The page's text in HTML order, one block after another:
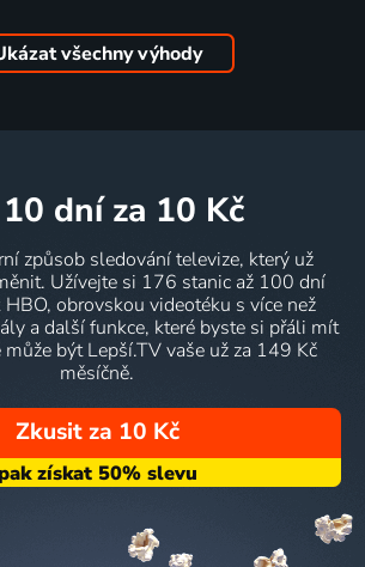
všechny výhody
10 dní za 10 Kč
způsob sledování televize, který už
Užívejte si 176 stanic až 100 dní
HBO, obrovskou videotéku s více než
a další funkce, které byste si přáli mít
může být Lepší.TV vaše už za 149 Kč
měsíčně.
Zkusit za 10 Kč